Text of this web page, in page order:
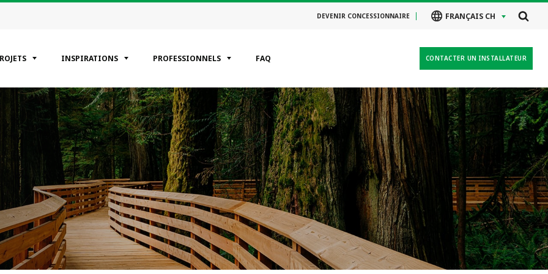
DEVENIR CONCESSIONNAIRE FRANÇAIS CH
INSPIRATIONS PROFESSIONNELS FAQ CONTACTER UN INSTALLATEUR